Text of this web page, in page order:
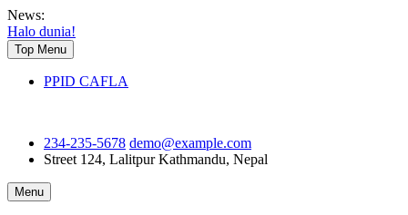
Skip
to
content
News:
Halo dunia!
Top Menu
PPID CAFLA
234-235-5678 demo@example.com
Street 124, Lalitpur Kathmandu, Nepal
Menu